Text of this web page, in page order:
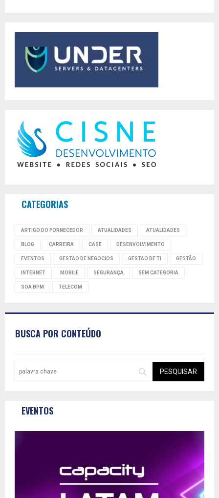
CATEGORIAS
ARTIGO DO FORNECEDOR ATUALIDADES ATUALIDADES
BLOG CARREIRA CASE DESENVOLVIMENTO
EVENTOS GESTAO DE NEGOCIOS GESTAO DE TI GESTÃO
INTERNET MOBILE SEGURANÇA SEM CATEGORIA
SOA BPM TELECOM
BUSCA POR CONTEÚDO
EVENTOS